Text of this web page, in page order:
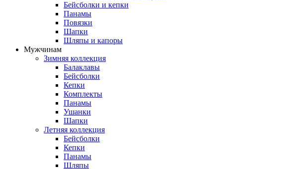
Бейсболки и кепки
Панамы
Повязки
Шапки
Шляпы и капоры
Мужчинам
Зимняя коллекция
Балаклавы
Бейсболки
Кепки
Комплекты
Панамы
Ушанки
Шапки
Летняя коллекция
Бейсболки
Кепки
Панамы
Шляпы